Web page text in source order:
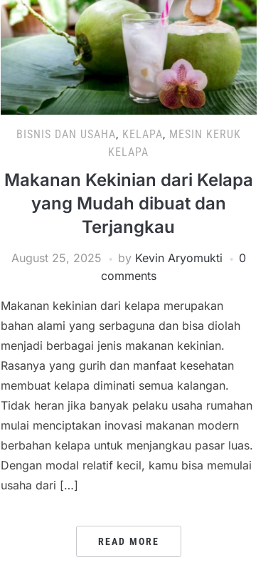
BISNIS DAN USAHA, KELAPA, MESIN KERUK
KELAPA
Makanan Kekinian dari Kelapa
yang Mudah dibuat dan
Terjangkau
August 25, 2025 by Kevin Aryomukti
0
comments
Makanan kekinian dari kelapa merupakan
bahan alami yang serbaguna dan bisa diolah
menjadi berbagai jenis makanan kekinian.
Rasanya yang gurih dan manfaat kesehatan
membuat kelapa diminati semua kalangan.
Tidak heran jika banyak pelaku usaha rumahan
mulai menciptakan inovasi makanan modern
berbahan kelapa untuk menjangkau pasar luas.
Dengan modal relatif kecil, kamu bisa memulai
usaha dari […]
READ MORE